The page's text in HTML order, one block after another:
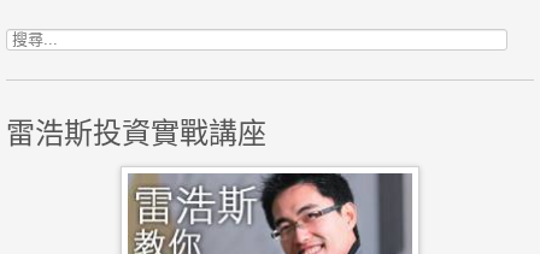
搜尋關鍵字:
雷浩斯投資實戰講座